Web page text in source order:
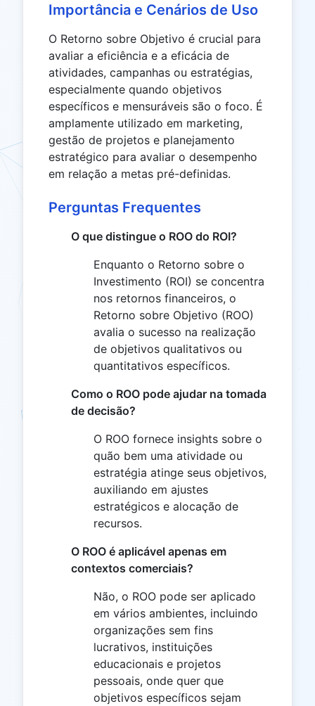
Importância e Cenários de Uso
O Retorno sobre Objetivo é crucial para
avaliar a eficiência e a eficácia de
atividades, campanhas ou estratégias,
especialmente quando objetivos
específicos e mensuráveis ​​são o foco. É
amplamente utilizado em marketing,
gestão de projetos e planejamento
estratégico para avaliar o desempenho
em relação a metas pré-definidas.
Perguntas Frequentes
O que distingue o ROO do ROI?
Enquanto o Retorno sobre o
Investimento (ROI) se concentra
nos retornos financeiros, o
Retorno sobre Objetivo (ROO)
avalia o sucesso na realização
de objetivos qualitativos ou
quantitativos específicos.
Como o ROO pode ajudar na tomada
de decisão?
O ROO fornece insights sobre o
quão bem uma atividade ou
estratégia atinge seus objetivos,
auxiliando em ajustes
estratégicos e alocação de
recursos.
O ROO é aplicável apenas em
contextos comerciais?
Não, o ROO pode ser aplicado
em vários ambientes, incluindo
organizações sem fins
lucrativos, instituições
educacionais e projetos
pessoais, onde quer que
objetivos específicos sejam